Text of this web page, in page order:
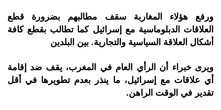
ورفع هؤلاء المغاربة سقف مطالبهم بضرورة قطع
العلاقات الدبلوماسية مع إسرائيل كما تطالب بقطع كافة
أشكال العلاقة السياسية والتجارية. بين البلدين
ويرى خبراء أن الرأي العام في المغرب، يقف ضد إقامة
أي علاقات مع إسرائيل، ما ينذر بعدم تطويرها في أقل
تقدير في الوقت الراهن.